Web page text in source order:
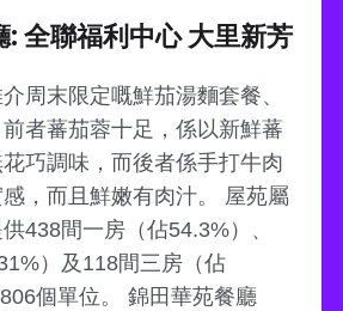
全聯福利中心 大里新芳
周末限定嘅鮮茄湯麵套餐、
者蕃茄蓉十足，係以新鮮蕃
巧調味，而後者係手打牛肉
，而且鮮嫩有肉汁。 屋苑屬
438間一房（佔54.3%）、
）及118間三房（佔
個單位。 錦田華苑餐廳